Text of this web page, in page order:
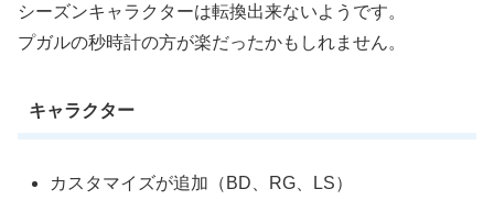
シーズンキャラクターは転換出来ないようです。
プガルの秒時計の方が楽だったかもしれません。
キャラクター
カスタマイズが追加（BD、RG、LS）